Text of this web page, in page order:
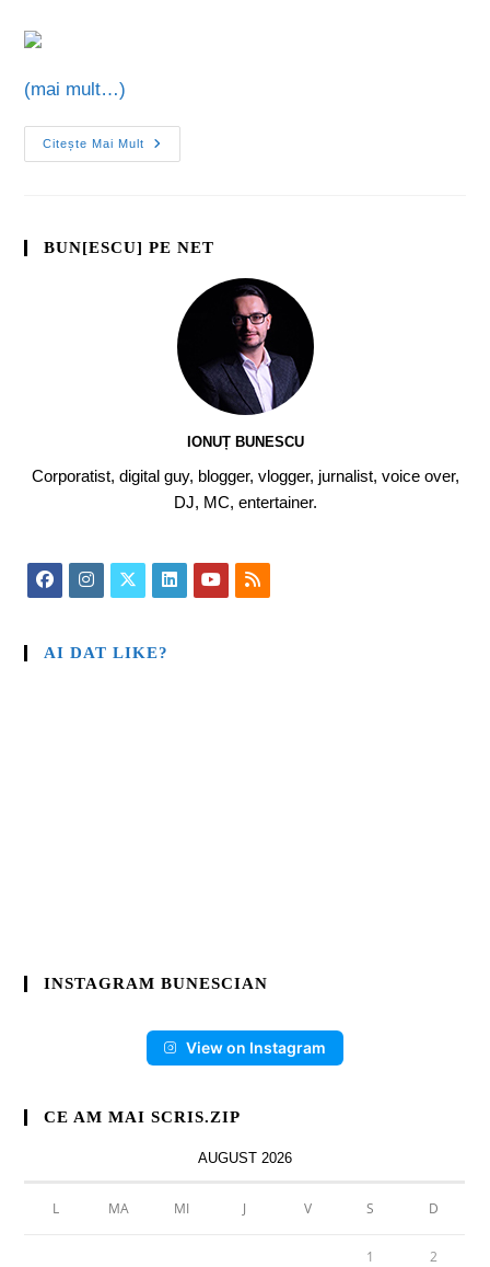
(mai mult…)
Citește Mai Mult
BUN[ESCU] PE NET
IONUȚ BUNESCU
Corporatist, digital guy, blogger, vlogger, jurnalist, voice over,
DJ, MC, entertainer.
AI DAT LIKE?
INSTAGRAM BUNESCIAN
View on Instagram
CE AM MAI SCRIS.ZIP
AUGUST 2026
L MA MI J V S D
1 2